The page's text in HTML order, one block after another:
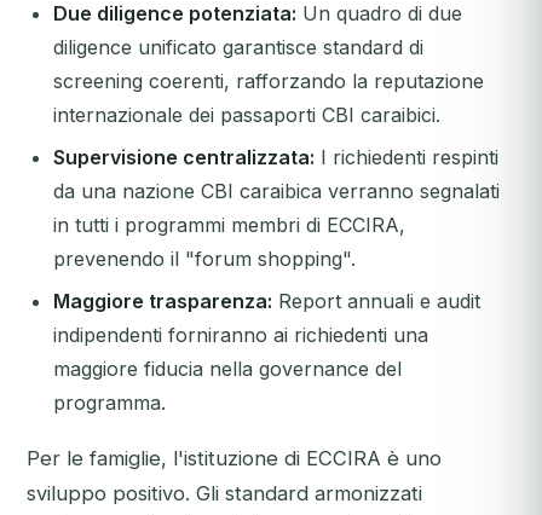
Due diligence potenziata: Un quadro di due
diligence unificato garantisce standard di
screening coerenti, rafforzando la reputazione
internazionale dei passaporti CBI caraibici.
Supervisione centralizzata: I richiedenti respinti
da una nazione CBI caraibica verranno segnalati
in tutti i programmi membri di ECCIRA,
prevenendo il "forum shopping".
Maggiore trasparenza: Report annuali e audit
indipendenti forniranno ai richiedenti una
maggiore fiducia nella governance del
programma.
Per le famiglie, l'istituzione di ECCIRA è uno
sviluppo positivo. Gli standard armonizzati